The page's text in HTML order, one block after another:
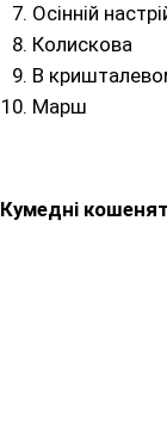
Осінній
Колискова
В
Марш
Кумедні